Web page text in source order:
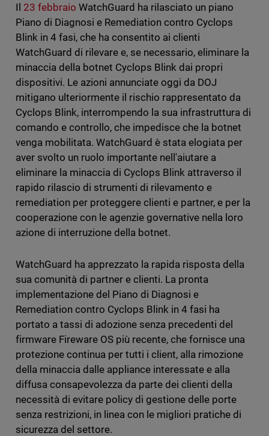
Il 23 febbraio WatchGuard ha rilasciato un piano
Piano di Diagnosi e Remediation contro Cyclops
Blink in 4 fasi, che ha consentito ai clienti
WatchGuard di rilevare e, se necessario, eliminare la
minaccia della botnet Cyclops Blink dai propri
dispositivi. Le azioni annunciate oggi da DOJ
mitigano ulteriormente il rischio rappresentato da
Cyclops Blink, interrompendo la sua infrastruttura di
comando e controllo, che impedisce che la botnet
venga mobilitata. WatchGuard è stata elogiata per
aver svolto un ruolo importante nell'aiutare a
eliminare la minaccia di Cyclops Blink attraverso il
rapido rilascio di strumenti di rilevamento e
remediation per proteggere clienti e partner, e per la
cooperazione con le agenzie governative nella loro
azione di interruzione della botnet.
WatchGuard ha apprezzato la rapida risposta della
sua comunità di partner e clienti. La pronta
implementazione del Piano di Diagnosi e
Remediation contro Cyclops Blink in 4 fasi ha
portato a tassi di adozione senza precedenti del
firmware Fireware OS più recente, che fornisce una
protezione continua per tutti i client, alla rimozione
della minaccia dalle appliance interessate e alla
diffusa consapevolezza da parte dei clienti della
necessità di evitare policy di gestione delle porte
senza restrizioni, in linea con le migliori pratiche di
sicurezza del settore.